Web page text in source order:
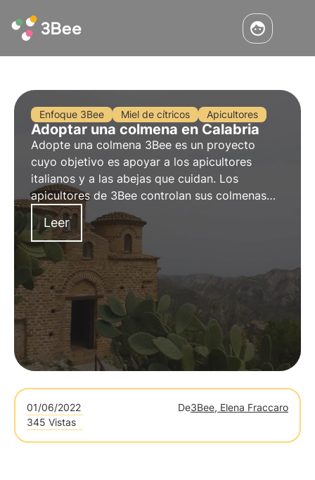
Enfoque 3Bee Miel de cítricos Apicultores
Adoptar una colmena en Calabria
Adopte una colmena 3Bee es un proyecto
cuyo objetivo es apoyar a los apicultores
italianos y a las abejas que cuidan. Los
apicultores de 3Bee controlan sus colmenas
día a día gracias a nuestra tecnología. Adopte
una colmena en Calabria
Leer
01/06/2022 De3Bee, Elena Fraccaro
345 Vistas